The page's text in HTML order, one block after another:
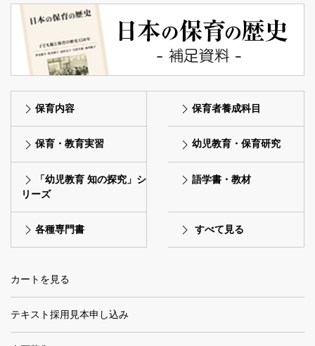
保育内容 保育者養成科目
保育・教育実習 幼児教育・保育研究
「幼児教育 知の探究」シ
リーズ
語学書・教材
各種専門書 すべて見る
カートを見る
テキスト採用見本申し込み